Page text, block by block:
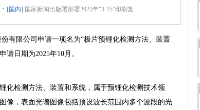
[国内] 国家新闻出版署部署2023年“3·15”印刷复
有限公司申请一项名为“极片预锂化检测方法、装置
请日期为2025年10月。
化检测方法、装置和系统，属于预锂化检测技术领
像，表面光谱图像包括预设波长范围内多个波段的光